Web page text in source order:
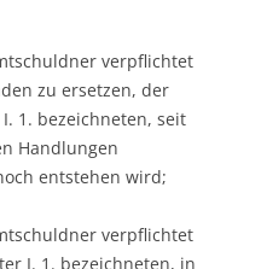
verpflichtet
zu ersetzen, der
1. bezeichneten, seit
Handlungen
entstehen wird;
verpflichtet
I. 1. bezeichneten, in